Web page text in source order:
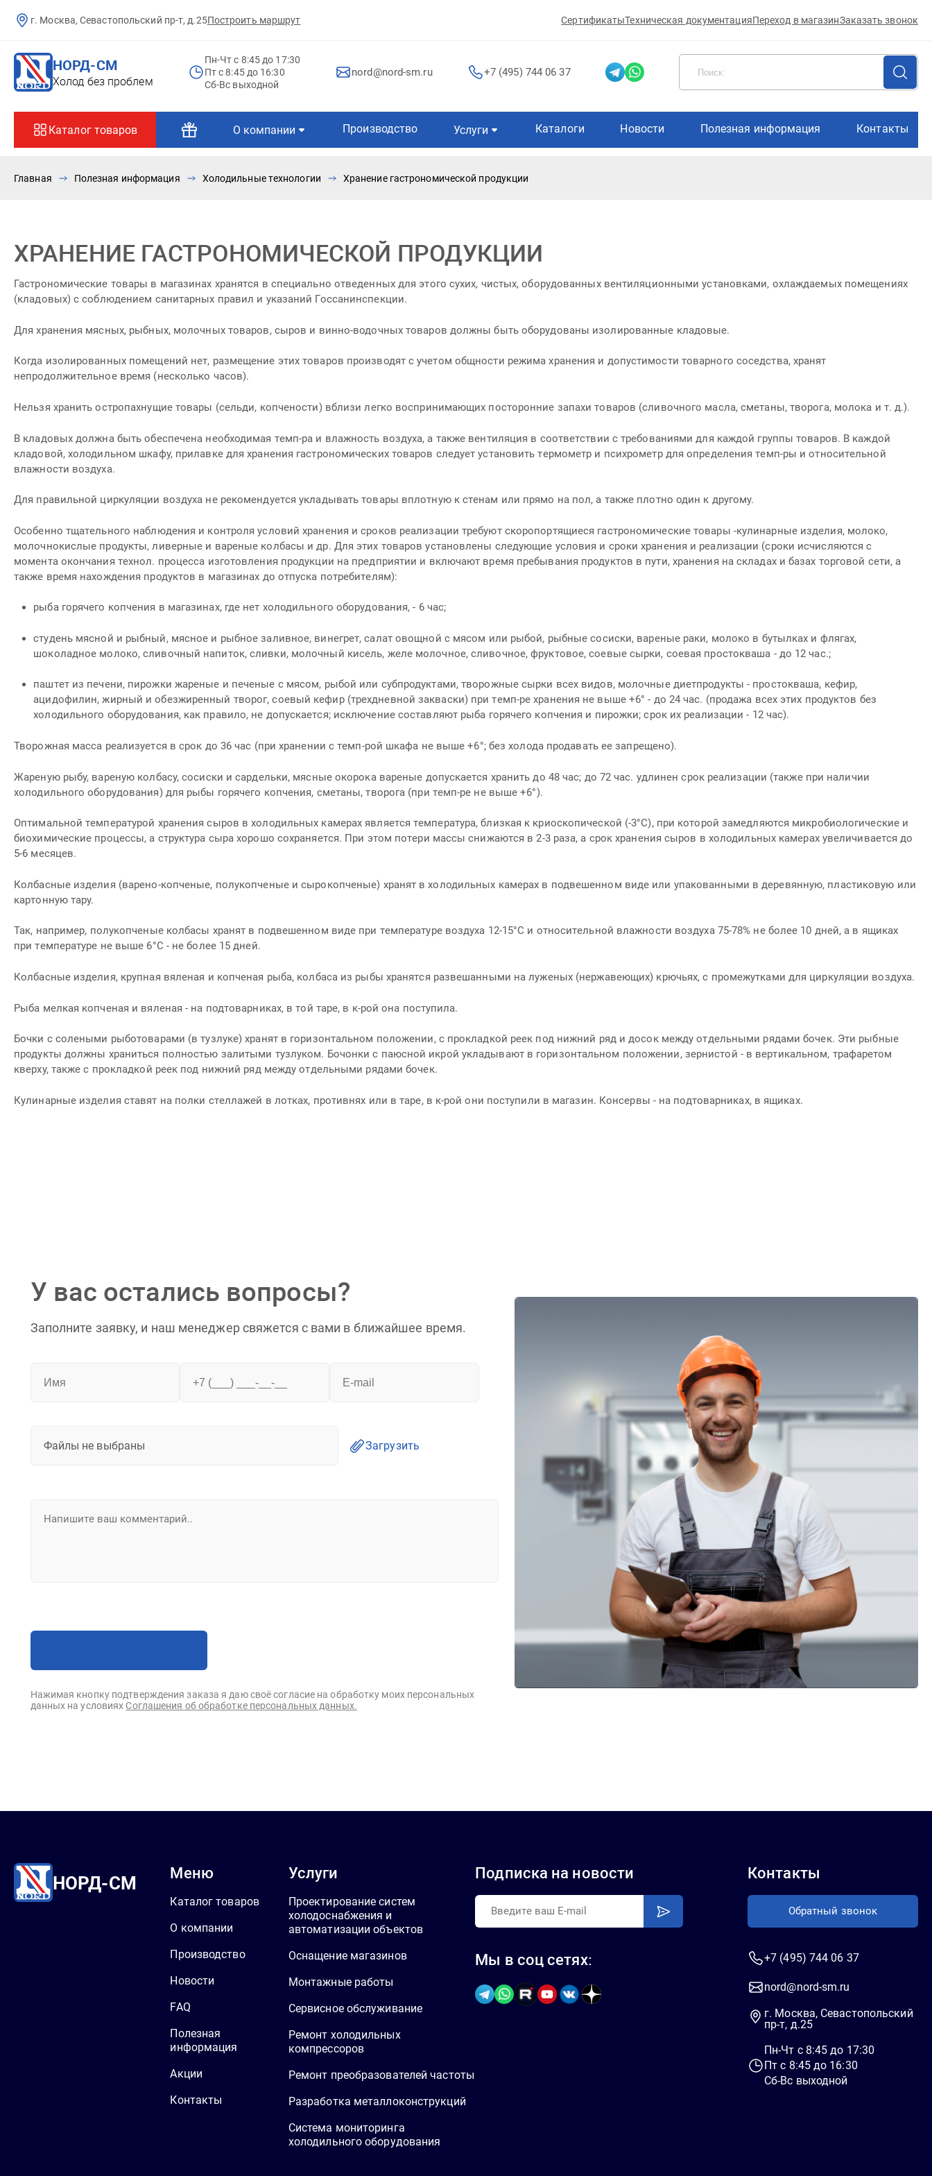
г. Москва, Севастопольский пр-т, д.25Построить маршрут СертификатыТехническая документацияПереход в магазинЗаказать звонок
НОРД-СМ
Холод без проблем
Пн-Чт c 8:45 до 17:30
Пт c 8:45 до 16:30
Сб-Вс выходной
nord@nord-sm.ru +7 (495) 744 06 37
Каталог товаров О компании Производство Услуги Каталоги Новости Полезная информация Контакты
Главная Полезная информация Холодильные технологии Хранение гастрономической продукции
ХРАНЕНИЕ ГАСТРОНОМИЧЕСКОЙ ПРОДУКЦИИ
Гастрономические товары в магазинах хранятся в специально отведенных для этого сухих, чистых, оборудованных вентиляционными установками, охлаждаемых помещениях
(кладовых) с соблюдением санитарных правил и указаний Госсанинспекции.
Для хранения мясных, рыбных, молочных товаров, сыров и винно-водочных товаров должны быть оборудованы изолированные кладовые.
Когда изолированных помещений нет, размещение этих товаров производят с учетом общности режима хранения и допустимости товарного соседства, хранят
непродолжительное время (несколько часов).
Нельзя хранить остропахнущие товары (сельди, копчености) вблизи легко воспринимающих посторонние запахи товаров (сливочного масла, сметаны, творога, молока и т. д.).
В кладовых должна быть обеспечена необходимая темп-ра и влажность воздуха, а также вентиляция в соответствии с требованиями для каждой группы товаров. В каждой
кладовой, холодильном шкафу, прилавке для хранения гастрономических товаров следует установить термометр и психрометр для определения темп-ры и относительной
влажности воздуха.
Для правильной циркуляции воздуха не рекомендуется укладывать товары вплотную к стенам или прямо на пол, а также плотно один к другому.
Особенно тщательного наблюдения и контроля условий хранения и сроков реализации требуют скоропортящиеся гастрономические товары -кулинарные изделия, молоко,
молочнокислые продукты, ливерные и вареные колбасы и др. Для этих товаров установлены следующие условия и сроки хранения и реализации (сроки исчисляются с
момента окончания технол. процесса изготовления продукции на предприятии и включают время пребывания продуктов в пути, хранения на складах и базах торговой сети, а
также время нахождения продуктов в магазинах до отпуска потребителям):
рыба горячего копчения в магазинах, где нет холодильного оборудования, - 6 час;
студень мясной и рыбный, мясное и рыбное заливное, винегрет, салат овощной с мясом или рыбой, рыбные сосиски, вареные раки, молоко в бутылках и флягах,
шоколадное молоко, сливочный напиток, сливки, молочный кисель, желе молочное, сливочное, фруктовое, соевые сырки, соевая простокваша - до 12 час.;
паштет из печени, пирожки жареные и печеные с мясом, рыбой или субпродуктами, творожные сырки всех видов, молочные диетпродукты - простокваша, кефир,
ацидофилин, жирный и обезжиренный творог, соевый кефир (трехдневной закваски) при темп-ре хранения не выше +6° - до 24 час. (продажа всех этих продуктов без
холодильного оборудования, как правило, не допускается; исключение составляют рыба горячего копчения и пирожки; срок их реализации - 12 час).
Творожная масса реализуется в срок до 36 час (при хранении с темп-рой шкафа не выше +6°; без холода продавать ее запрещено).
Жареную рыбу, вареную колбасу, сосиски и сардельки, мясные окорока вареные допускается хранить до 48 час; до 72 час. удлинен срок реализации (также при наличии
холодильного оборудования) для рыбы горячего копчения, сметаны, творога (при темп-ре не выше +6°).
Оптимальной температурой хранения сыров в холодильных камерах является температура, близкая к криоскопической (-3°С), при которой замедляются микробиологические и
биохимические процессы, а структура сыра хорошо сохраняется. При этом потери массы снижаются в 2-3 раза, а срок хранения сыров в холодильных камерах увеличивается до
5-6 месяцев.
Колбасные изделия (варено-копченые, полукопченые и сырокопченые) хранят в холодильных камерах в подвешенном виде или упакованными в деревянную, пластиковую или
картонную тару.
Так, например, полукопченые колбасы хранят в подвешенном виде при температуре воздуха 12-15°С и относительной влажности воздуха 75-78% не более 10 дней, а в ящиках
при температуре не выше 6°С - не более 15 дней.
Колбасные изделия, крупная вяленая и копченая рыба, колбаса из рыбы хранятся развешанными на луженых (нержавеющих) крючьях, с промежутками для циркуляции воздуха.
Рыба мелкая копченая и вяленая - на подтоварниках, в той таре, в к-рой она поступила.
Бочки с солеными рыботоварами (в тузлуке) хранят в горизонтальном положении, с прокладкой реек под нижний ряд и досок между отдельными рядами бочек. Эти рыбные
продукты должны храниться полностью залитыми тузлуком. Бочонки с паюсной икрой укладывают в горизонтальном положении, зернистой - в вертикальном, трафаретом
кверху, также с прокладкой реек под нижний ряд между отдельными рядами бочек.
Кулинарные изделия ставят на полки стеллажей в лотках, противнях или в таре, в к-рой они поступили в магазин. Консервы - на подтоварниках, в ящиках.
У вас остались вопросы?
Заполните заявку, и наш менеджер свяжется с вами в ближайшее время.
Файлы не выбраны Загрузить
Нажимая кнопку подтверждения заказа я даю своё согласие на обработку моих персональных
данных на условиях Соглашения об обработке персональных данных.
НОРД-СМ Меню
Каталог товаров
О компании
Производство
Новости
FAQ
Полезная
информация
Акции
Контакты
Услуги
Проектирование систем
холодоснабжения и
автоматизации объектов
Оснащение магазинов
Монтажные работы
Сервисное обслуживание
Ремонт холодильных
компрессоров
Ремонт преобразователей частоты
Разработка металлоконструкций
Система мониторинга
холодильного оборудования
Подписка на новости
Мы в соц сетях:
Контакты
Обратный звонок
+7 (495) 744 06 37
nord@nord-sm.ru
г. Москва, Севастопольский
пр-т, д.25
Пн-Чт c 8:45 до 17:30
Пт c 8:45 до 16:30
Сб-Вс выходной